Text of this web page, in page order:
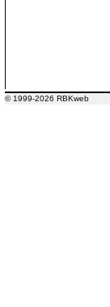
© 1999-2026 RBKweb